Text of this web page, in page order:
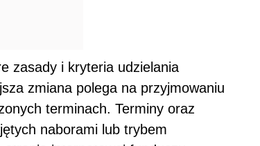
zasady i kryteria udzielania
zmiana polega na przyjmowaniu
terminach. Terminy oraz
naborami lub trybem